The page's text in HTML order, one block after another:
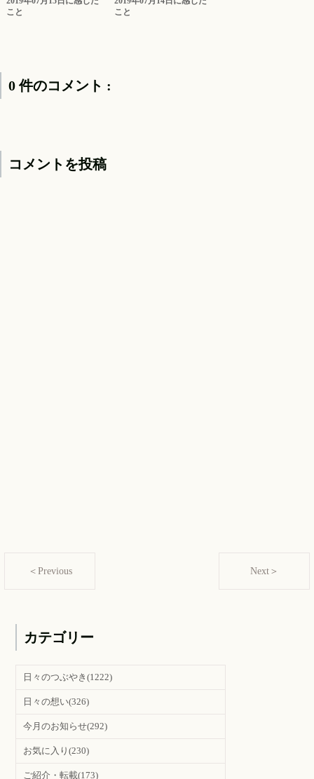
こと
こと
0 件のコメント :
コメントを投稿
＜Previous Next＞
カテゴリー
日々のつぶやき(1222)
日々の想い(326)
今月のお知らせ(292)
お気に入り(230)
ご紹介・転載(173)